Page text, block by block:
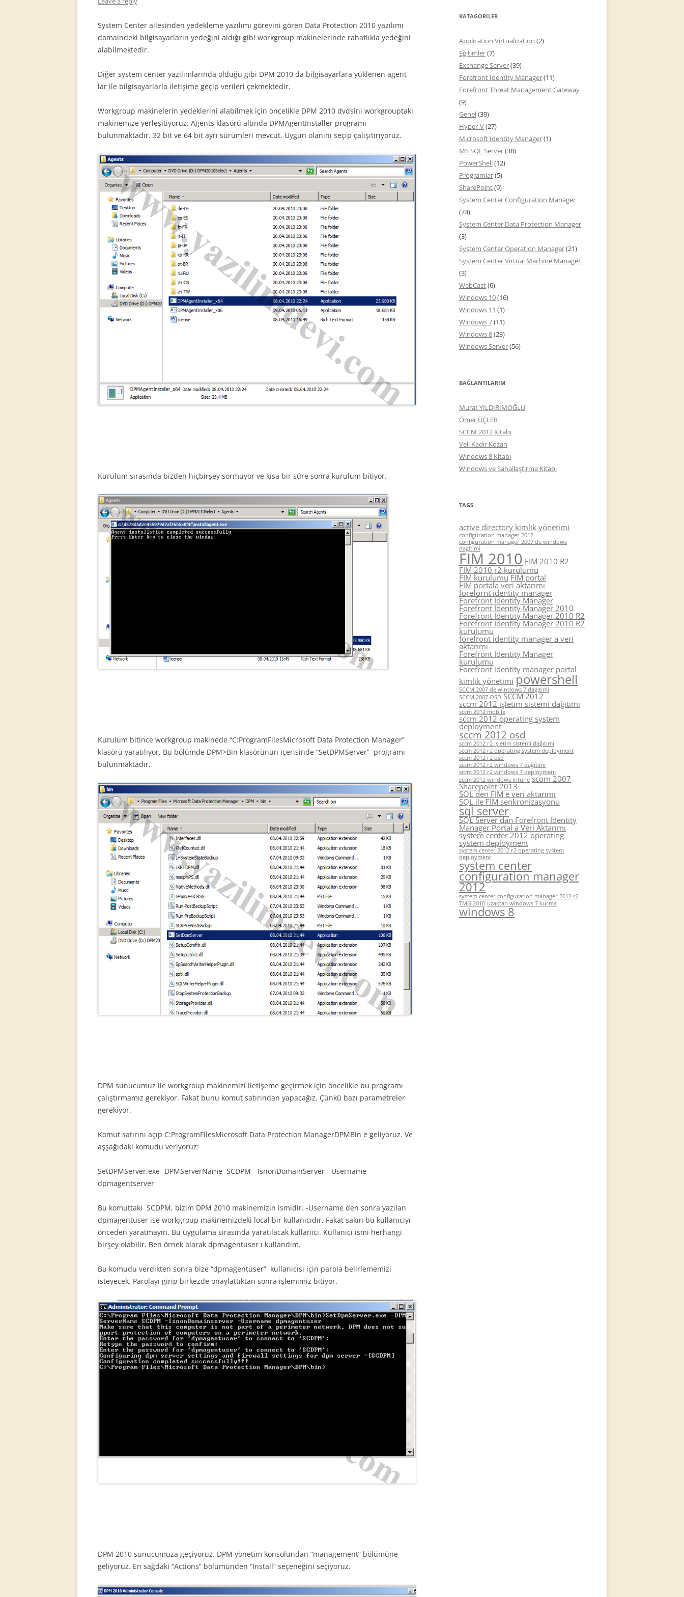
System Center ailesinden yedekleme yazılımı görevini gören Data Protection 2010 yazılımı
domaindeki bilgisayarların yedeğini aldığı gibi workgroup makinelerinde rahatlıkla yedeğini
alabilmektedir.
Diğer system center yazılımlarında olduğu gibi DPM 2010 da bilgisayarlara yüklenen agent
lar ile bilgisayarlarla iletişime geçip verileri çekmektedir.
Workgroup makinelerin yedeklerini alabilmek için öncelikle DPM 2010 dvdsini workgrouptaki
makinemize yerleşitiyoruz. Agents klasörü altında DPMAgentInstaller programı
bulunmaktadır. 32 bit ve 64 bit ayrı sürümleri mevcut. Uygun olanını seçip çalışıtırıyoruz.
Kurulum sırasında bizden hiçbirşey sormuyor ve kısa bir süre sonra kurulum bitiyor.
Kurulum bitince workgroup makinede “C:ProgramFilesMicrosoft Data Protection Manager”
klasörü yaratılıyor. Bu bölümde DPM>Bin klasörünün içerisinde “SetDPMServer” programı
bulunmaktadır.
DPM sunucumuz ile workgroup makinemizi iletişeme geçirmek için öncelikle bu programı
çalıştırmamız gerekiyor. Fakat bunu komut satırından yapacağız. Çünkü bazı parametreler
gerekiyor.
Komut satırını açıp C:ProgramFilesMicrosoft Data Protection ManagerDPMBin e geliyoruz. Ve
aşşağıdaki komudu veriyoruz:
SetDPMServer.exe -DPMServerName SCDPM -IsnonDomainServer -Username
dpmagentserver
Bu komuttaki SCDPM, bizim DPM 2010 makinemizin ismidir. -Username den sonra yazılan
dpmagentuser ise workgroup makinemizdeki local bir kullanıcıdır. Fakat sakın bu kullanıcıyı
önceden yaratmayın. Bu uygulama sırasında yaratılacak kullanıcı. Kullanıcı ismi herhangi
birşey olabilir. Ben örnek olarak dpmagentuser ı kullandım.
Bu komudu verdikten sonra bize “dpmagentuser” kullanıcısı için parola belirlememizi
isteyecek. Parolayı girip birkezde onaylattıktan sonra işlemimiz bitiyor.
DPM 2010 sunucumuza geçiyoruz. DPM yönetim konsolundan “management” bölümüne
geliyoruz. En sağdaki “Actions” bölümünden “Install” seçeneğini seçiyoruz.
KATAGORILER
Application Virtualization (2)
Eğitimler(7)
Exchange Server(39)
Forefront Identity Manager(11)
Forefront Threat Management Gateway
(9)
Genel(39)
Hyper-V(27)
Microsoft Identity Manager(1)
MS SQL Server(38)
PowerShell(12)
Programlar(5)
SharePoint(9)
System Center Configuration Manager
(74)
System Center Data Protection Manager
(3)
System Center Operation Manager(21)
System Center Virtual Machine Manager
(3)
WebCast(6)
Windows 10(16)
Windows 11 (1)
Windows 7(11)
Windows 8(23)
Windows Server(56)
BAĞLANTILARIM
Murat YILDIRIMOĞLU
Ömer ÜÇLER
SCCM 2012 Kitabı
Veli Kadir Kozan
Windows 8 Kitabı
Windows ve Sanallaştırma Kitabı
TAGS
active directory kimlik yönetimi
configuration manager 2012
configüration manager 2007 de windows
dagitimi
FIM 2010 FIM 2010 R2
FIM 2010 r2 kurulumu
FIM kurulumu FIM portal
FIM portala veri aktarımı
forefornt identity manager
Forefront Identity Manager
Forefront Identity Manager 2010
Forefront Identity Manager 2010 R2
Forefront Identity Manager 2010 R2
kurulumu
forefront identity manager a veri
aktarımı
Forefront Identity Manager
kurulumu
Forefront identity manager portal
kimlik yönetimi powershell
SCCM 2007 de windows 7 dagitimi
SCCM 2007 OSD SCCM 2012
sccm 2012 işletim sistemi dağıtımı
sccm 2012 mobile
sccm 2012 operating system
deployment
sccm 2012 osd
sccm 2012 r2 işletim sistemi dağıtımı
sccm 2012 r2 operating system deployment
sccm 2012 r2 osd
sccm 2012 r2 windows 7 dağıtımı
sccm 2012 r2 windows 7 deployment
sccm 2012 windows intune scom 2007
Sharepoint 2013
SQL den FIM e veri aktarımı
SQL ile FIM senkronizasyonu
sql server
SQL Server dan Forefront Identity
Manager Portal a Veri Aktarımı
system center 2012 operating
system deployment
system center 2012 r2 operating system
deployment
system center
configuration manager
2012
system center configuration manager 2012 r2
TMG 2010 uzaktan windows 7 kurma
windows 8